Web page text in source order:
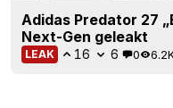
Adidas Predator 27
Next-Gen geleakt
LEAK 16 6 0